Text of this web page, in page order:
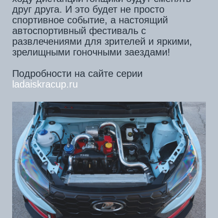
все новости
+7 967 227-52-79
info@tms-motorsport.ru
ООО «ТМС Моторспорт»
445959, Россия, Самарская область.
г. Тольятти, ул. Коммунальная, 46, стр. 5